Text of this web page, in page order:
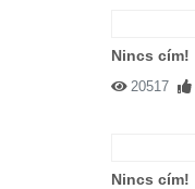
Nincs cím!
20517
Nincs cím!